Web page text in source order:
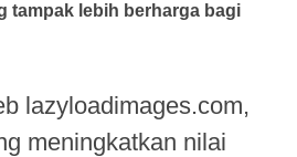
tampak lebih berharga bagi
lazyloadimages.com,
meningkatkan nilai